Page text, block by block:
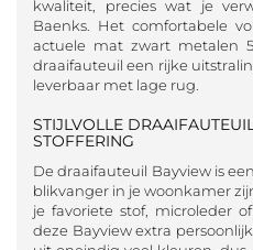
kwaliteit, precies wat je
Baenks. Het comfortabele
actuele mat zwart metalen
draaifauteuil een rijke
leverbaar met lage rug.
STIJLVOLLE
STOFFERING
De draaifauteuil Bayview is
blikvanger in je woonkamer
je favoriete stof, microleder
deze Bayview extra